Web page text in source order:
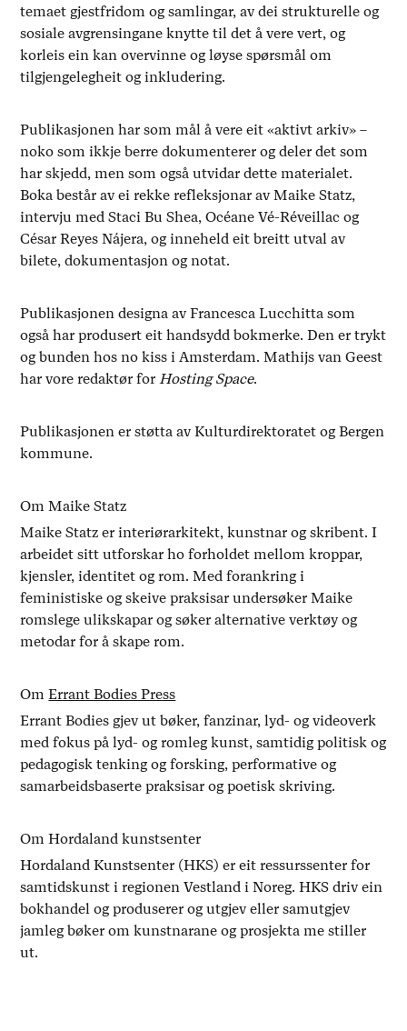
temaet gjestfridom og samlingar, av dei strukturelle og
sosiale avgrensingane knytte til det å vere vert, og
korleis ein kan overvinne og løyse spørsmål om
tilgjengelegheit og inkludering.
Publikasjonen har som mål å vere eit «aktivt arkiv» –
noko som ikkje berre dokumenterer og deler det som
har skjedd, men som også utvidar dette materialet.
Boka består av ei rekke refleksjonar av Maike Statz,
intervju med Staci Bu Shea, Océane Vé-Réveillac og
César Reyes Nájera, og inneheld eit breitt utval av
bilete, dokumentasjon og notat.
Publikasjonen designa av Francesca Lucchitta som
også har produsert eit handsydd bokmerke. Den er trykt
og bunden hos no kiss i Amsterdam. Mathijs van Geest
har vore redaktør forHosting Space.
Publikasjonen er støtta av Kulturdirektoratet og Bergen
kommune.
Om Maike Statz
Maike Statz er interiørarkitekt, kunstnar og skribent. I
arbeidet sitt utforskar ho forholdet mellom kroppar,
kjensler, identitet og rom. Med forankring i
feministiske og skeive praksisar undersøker Maike
romslege ulikskapar og søker alternative verktøy og
metodar for å skape rom.
OmErrant Bodies Press
Errant Bodies gjev ut bøker, fanzinar, lyd- og videoverk
med fokus på lyd- og romleg kunst, samtidig politisk og
pedagogisk tenking og forsking, performative og
samarbeidsbaserte praksisar og poetisk skriving.
Om Hordaland kunstsenter
Hordaland Kunstsenter (HKS) er eit ressurssenter for
samtidskunst i regionen Vestland i Noreg. HKS driv ein
bokhandel og produserer og utgjev eller samutgjev
jamleg bøker om kunstnarane og prosjekta me stiller
ut.